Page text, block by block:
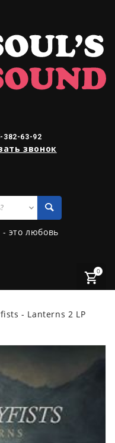
382-63-92
звонок
это любовь
0
- Lanterns 2 LP